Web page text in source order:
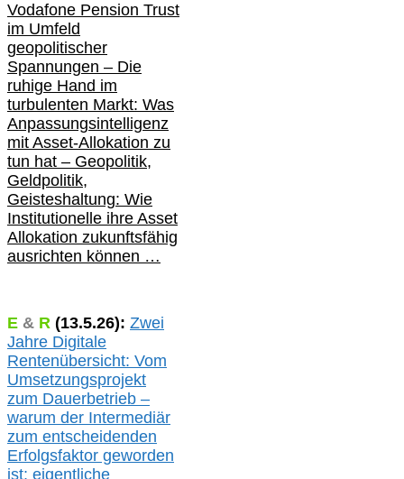
Vodafone Pension Trust
im Umfeld
geopolitischer
Spannungen – Die
ruhige Hand im
turbulenten Markt: Was
Anpassungsintelligenz
mit Asset-Allokation zu
tun hat – Geopolitik,
Geldpolitik,
Geisteshaltung: Wie
Institutionelle ihre Asset
Allokation zukunftsfähig
ausrichten können …
E & R (13.5.26): Zwei
Jahre Digitale
Rentenübersicht: Vom
Umsetzungsprojekt
zum Dauerbetrieb –
warum der Intermediär
zum entscheidenden
Erfolgsfaktor geworden
ist: eigentliche